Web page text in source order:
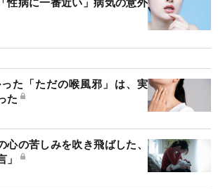
た「ただの喉風邪」は、実
た
心の苦しみを吹き飛ばした、